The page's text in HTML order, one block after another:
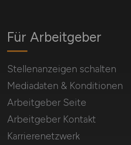
Für Arbeitgeber
Stellenanzeigen schalten
Mediadaten & Konditionen
Arbeitgeber Seite
Arbeitgeber Kontakt
Karrierenetzwerk